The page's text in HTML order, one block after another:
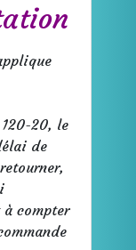
20, le
de
compter